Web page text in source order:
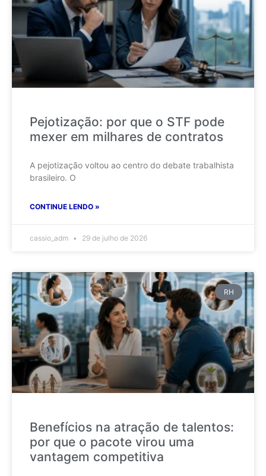
Pejotização: por que o STF pode
mexer em milhares de contratos
A pejotização voltou ao centro do debate trabalhista
brasileiro. O
CONTINUE LENDO »
cassio_adm 29 de julho de 2026
RH
Benefícios na atração de talentos:
por que o pacote virou uma
vantagem competitiva